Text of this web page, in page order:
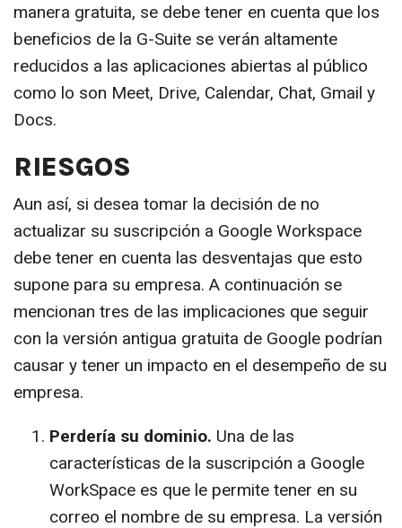
manera gratuita, se debe tener en cuenta que los
beneficios de la G-Suite se verán altamente
reducidos a las aplicaciones abiertas al público
como lo son Meet, Drive, Calendar, Chat, Gmail y
Docs.
RIESGOS
Aun así, si desea tomar la decisión de no
actualizar su suscripción a Google Workspace
debe tener en cuenta las desventajas que esto
supone para su empresa. A continuación se
mencionan tres de las implicaciones que seguir
con la versión antigua gratuita de Google podrían
causar y tener un impacto en el desempeño de su
empresa.
Perdería su dominio. Una de las
características de la suscripción a Google
WorkSpace es que le permite tener en su
correo el nombre de su empresa. La versión